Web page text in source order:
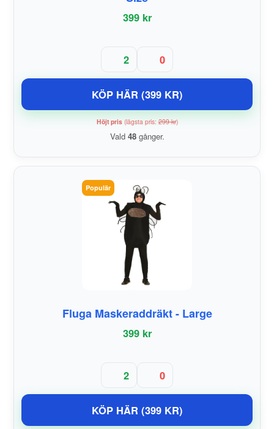
399 kr
2 0
KÖP HÄR (399 KR)
Höjt pris(lägsta pris:299 kr)
Vald 48gånger.
Populär
Fluga Maskeraddräkt - Large
399 kr
2 0
KÖP HÄR (399 KR)